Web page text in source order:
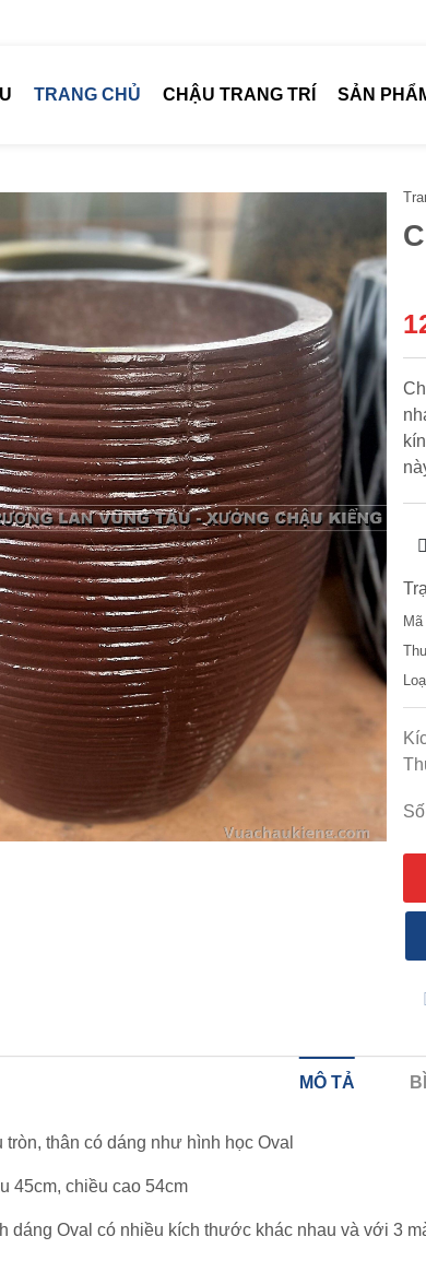
TRANG CHỦ CHẬU TRANG TRÍ SẢN
MÔ TẢ
thân có dáng như hình học Oval
45cm, chiều cao 54cm
dáng Oval có nhiều kích thước khác nhau và với 3